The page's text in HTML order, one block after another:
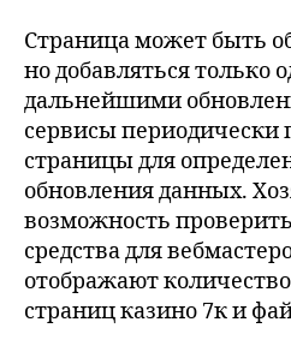
Страница может быть
но добавляться только
дальнейшими
сервисы периодически
страницы для
обновления данных.
возможность проверить
средства для
отображают
страниц казино 7к и